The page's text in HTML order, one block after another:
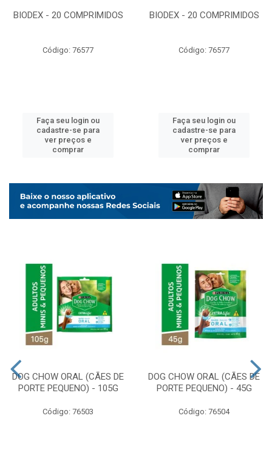
BIODEX - 20 COMPRIMIDOS
Código: 76577
Faça seu login ou
cadastre-se para
ver preços e
comprar
BIODEX - 20 COMPRIMIDOS
Código: 76577
Faça seu login ou
cadastre-se para
ver preços e
comprar
DOG CHOW ORAL (CÃES DE
PORTE PEQUENO) - 105G
Código: 76503
DOG CHOW ORAL (CÃES DE
PORTE PEQUENO) - 45G
Código: 76504